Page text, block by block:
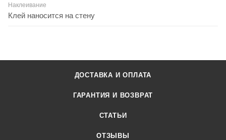
Наклеивание
Клей наносится на стену
ДОСТАВКА И ОПЛАТА
ГАРАНТИЯ И ВОЗВРАТ
СТАТЬИ
ОТЗЫВЫ